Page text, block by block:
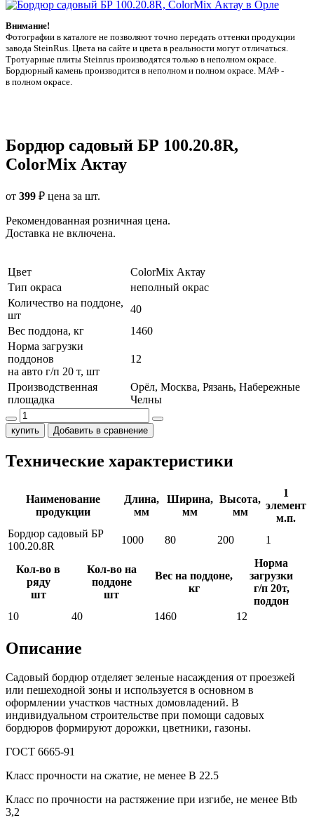
Внимание!
Фотографии в каталоге не позволяют точно передать оттенки продукции
заводa SteinRus. Цвета на сайте и цвета в реальности могут отличаться.
Тротуарные плиты Steinrus производятся только в неполном окрасе.
Бордюрный камень производится в неполном и полном окрасе. МАФ -
в полном окрасе.
Бордюр садовый БР 100.20.8R,
ColorMix Актау
от 399 ₽ цена за шт.
Рекомендованная розничная цена.
Доставка не включена.
Цвет
ColorMix Актау
Тип окраса
неполный окрас
Количество на поддоне,
шт
40
Вес поддона, кг
1460
Норма загрузки
поддонов
на авто г/п 20 т, шт
12
Производственная
площадка
Орёл, Москва, Рязань, Набережные
Челны
купить Добавить в сравнение
Технические характеристики
Наименование
продукции
Длина,
мм
Ширина,
мм
Высота,
мм
1
элемент
м.п.
Бордюр садовый БР
100.20.8R
1000 80 200 1
Кол-во в
ряду
шт
Кол-во на
поддоне
шт
Вес на поддоне,
кг
Норма
загрузки
г/п 20т,
поддон
10
40 1460 12
Описание
Садовый бордюр отделяет зеленые насаждения от проезжей
или пешеходной зоны и используется в основном в
оформлении участков частных домовладений. В
индивидуальном строительстве при помощи садовых
бордюров формируют дорожки, цветники, газоны.
ГОСТ 6665-91
Класс прочности на сжатие, не менее В 22.5
Класс по прочности на растяжение при изгибе, не менее Вtb
3,2